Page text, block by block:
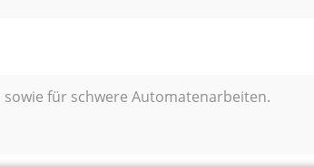
für schwere Automatenarbeiten.